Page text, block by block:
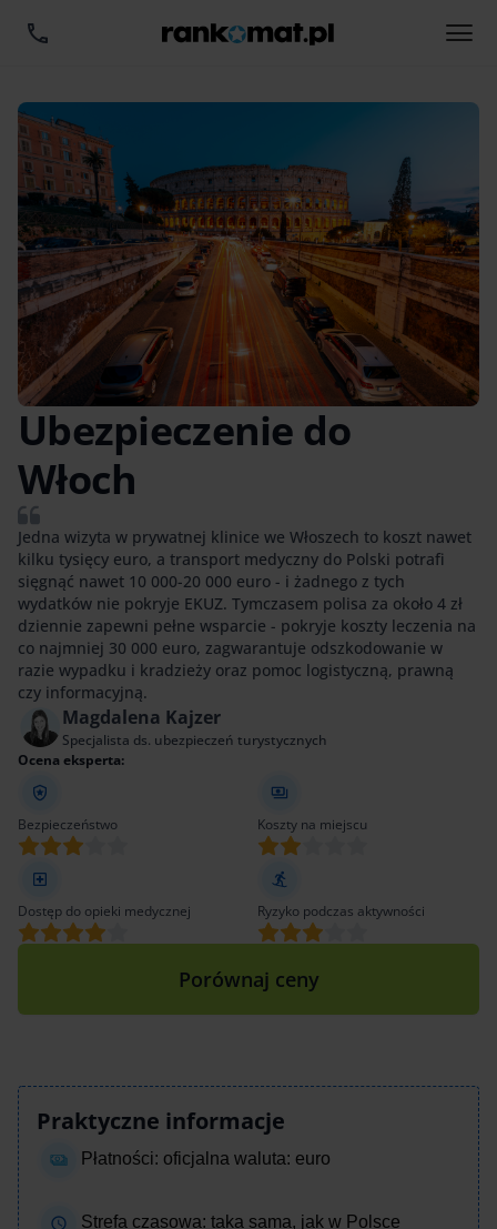
Ubezpieczenie do
Włoch
Jedna wizyta w prywatnej klinice we Włoszech to koszt nawet
kilku tysięcy euro, a transport medyczny do Polski potrafi
sięgnąć nawet 10 000-20 000 euro - i żadnego z tych
wydatków nie pokryje EKUZ. Tymczasem polisa za około 4 zł
dziennie zapewni pełne wsparcie - pokryje koszty leczenia na
co najmniej 30 000 euro, zagwarantuje odszkodowanie w
razie wypadku i kradzieży oraz pomoc logistyczną, prawną
czy informacyjną.
Magdalena Kajzer
Specjalista ds. ubezpieczeń turystycznych
Ocena eksperta:
Bezpieczeństwo
Dostęp do opieki medycznej
Koszty na miejscu
Ryzyko podczas aktywności
Porównaj ceny
Praktyczne informacje
Płatności: oficjalna waluta: euro
Strefa czasowa: taka sama, jak w Polsce